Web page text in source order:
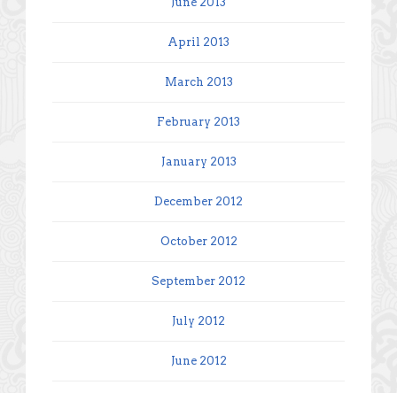
April 2013
March 2013
February 2013
January 2013
December 2012
October 2012
September 2012
July 2012
June 2012